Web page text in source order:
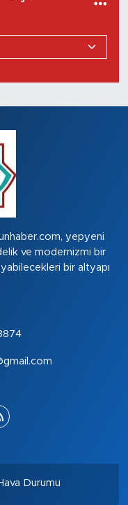
yepyeni
ve modernizmi bir
bir altyapı
Durumu